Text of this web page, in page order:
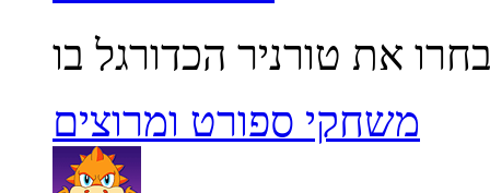
משחקי ספורט ומרוצים